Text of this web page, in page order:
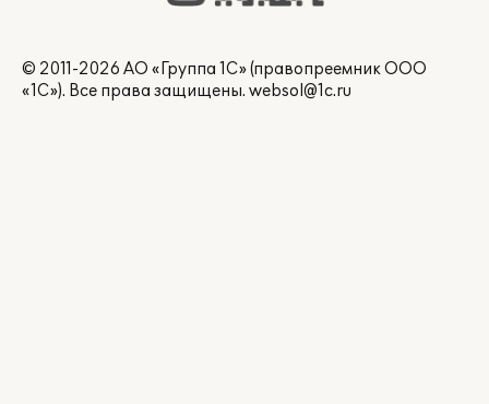
© 2011-2026 АО «Группа 1С» (правопреемник ООО
«1С»). Все права защищены. websol@1c.ru